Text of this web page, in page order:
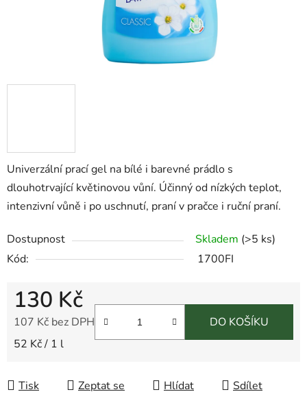
Univerzální prací gel na bílé i barevné prádlo s
dlouhotrvající květinovou vůní. Účinný od nízkých teplot,
intenzivní vůně i po uschnutí, praní v pračce i ruční praní.
Dostupnost Skladem (>5 ks)
Kód:
1700FI
130 Kč
107 Kč bez DPH
Měrná cena:
52 Kč / 1 l
DO KOŠÍKU
Tisk Zeptat se Hlídat Sdílet